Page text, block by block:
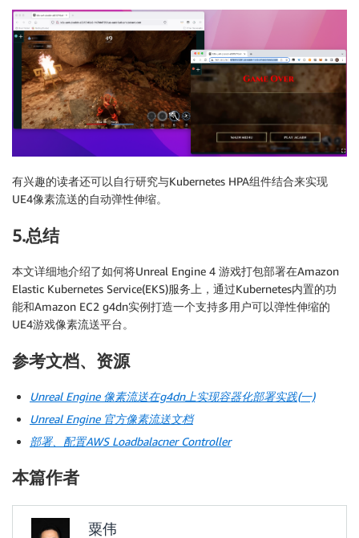
                         port_value: 3000
       - name: service_player
         connect_timeout: 1s
         type: LOGICAL_DNS
         dns_lookup_family: V4_ONLY
         lb_policy: ROUND_ROBIN
         load_assignment:
            cluster_name: service_envoyproxy_io
            endpoints:
            - lb_endpoints:
               - endpoint:
                  address:
                         address: player
有兴趣的读者还可以自行研究与Kubernetes HPA组件结合来实现
UE4像素流送的自动弹性伸缩。
5.总结
本文详细地介绍了如何将Unreal Engine 4 游戏打包部署在Amazon
Elastic Kubernetes Service(EKS)服务上，通过Kubernetes内置的功
能和Amazon EC2 g4dn实例打造一个支持多用户可以弹性伸缩的
UE4游戏像素流送平台。
参考文档、资源
Unreal Engine 像素流送在g4dn上实现容器化部署实践(一)
Unreal Engine 官方像素流送文档
部署、配置AWS Loadbalacner Controller
本篇作者
粟伟